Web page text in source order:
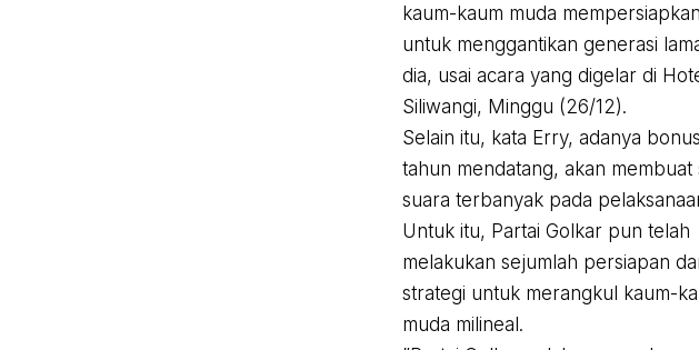
kaum-kaum muda
untuk menggantikan generasi
dia, usai acara yang digelar di
Siliwangi, Minggu (26/12).
Selain itu, kata Erry, adanya
tahun mendatang, akan
suara terbanyak pada
Untuk itu, Partai Golkar pun telah
melakukan sejumlah persiapan
strategi untuk merangkul kaum-
muda milineal.